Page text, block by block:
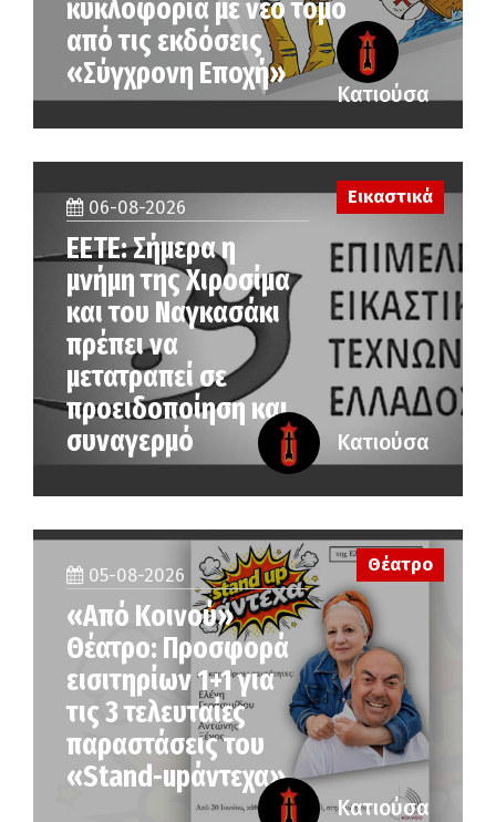
κυκλοφορία με νέο τόμο
από τις εκδόσεις
«Σύγχρονη Εποχή»
Κατιούσα
06-08-2026
ΕΕΤΕ: Σήμερα η
μνήμη της Χιροσίμα
και του Ναγκασάκι
πρέπει να
μετατραπεί σε
προειδοποίηση και
συναγερμό
Εικαστικά
Κατιούσα
05-08-2026
«Από Κοινού»
Θέατρο: Προσφορά
εισιτηρίων 1+1 για
τις 3 τελευταίες
παραστάσεις του
«Stand-upάντεχα»
Θέατρο
Κατιούσα